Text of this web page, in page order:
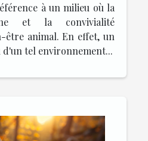
à un milieu où la
et la convivialité
être animal. En effet, un
d'un tel environnement...